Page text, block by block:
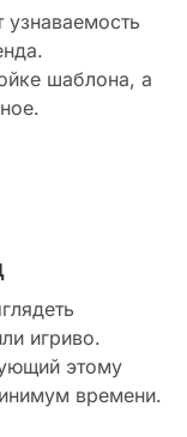
шаблона, а
игриво.
этому
времени.